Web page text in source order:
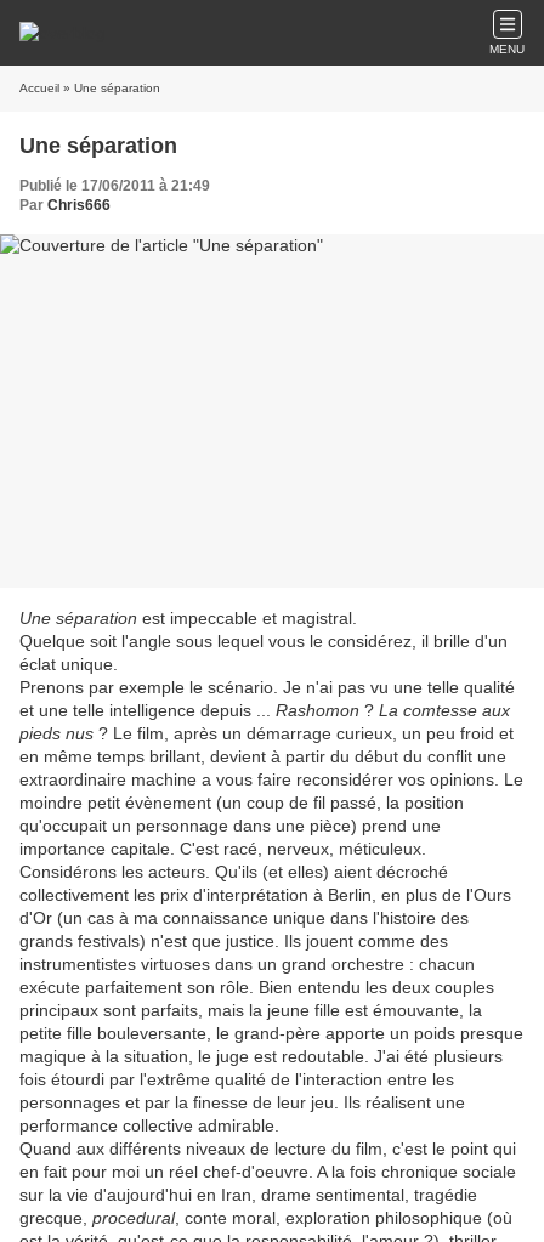
MENU
Accueil » Une séparation
Une séparation
Publié le 17/06/2011 à 21:49
Par Chris666
Une séparation est impeccable et magistral.
Quelque soit l'angle sous lequel vous le considérez, il brille d'un
éclat unique.
Prenons par exemple le scénario. Je n'ai pas vu une telle qualité
et une telle intelligence depuis ... Rashomon ? La comtesse aux
pieds nus ? Le film, après un démarrage curieux, un peu froid et
en même temps brillant, devient à partir du début du conflit une
extraordinaire machine a vous faire reconsidérer vos opinions. Le
moindre petit évènement (un coup de fil passé, la position
qu'occupait un personnage dans une pièce) prend une
importance capitale. C'est racé, nerveux, méticuleux.
Considérons les acteurs. Qu'ils (et elles) aient décroché
collectivement les prix d'interprétation à Berlin, en plus de l'Ours
d'Or (un cas à ma connaissance unique dans l'histoire des
grands festivals) n'est que justice. Ils jouent comme des
instrumentistes virtuoses dans un grand orchestre : chacun
exécute parfaitement son rôle. Bien entendu les deux couples
principaux sont parfaits, mais la jeune fille est émouvante, la
petite fille bouleversante, le grand-père apporte un poids presque
magique à la situation, le juge est redoutable. J'ai été plusieurs
fois étourdi par l'extrême qualité de l'interaction entre les
personnages et par la finesse de leur jeu. Ils réalisent une
performance collective admirable.
Quand aux différents niveaux de lecture du film, c'est le point qui
en fait pour moi un réel chef-d'oeuvre. A la fois chronique sociale
sur la vie d'aujourd'hui en Iran, drame sentimental, tragédie
grecque, procedural, conte moral, exploration philosophique (où